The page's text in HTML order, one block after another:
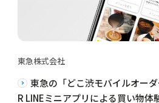
東急株式会社
東急の「どこ渋モバイルオー
R LINEミニアプリによる買い物体